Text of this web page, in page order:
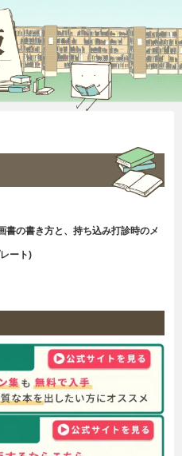
書の書き方と、持ち込み打診時のメ
ート)